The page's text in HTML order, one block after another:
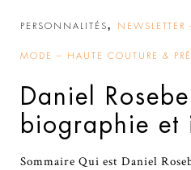
PERSONNALITÉS, NEWSLETTER
MODE – HAUTE COUTURE &
Daniel
biographie et
Sommaire Qui est Daniel